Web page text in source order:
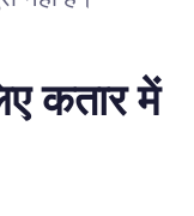
कतार में